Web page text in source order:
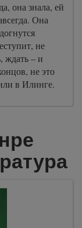
она знала, ей
Она
не
ждать – и
не это
в Илинге.